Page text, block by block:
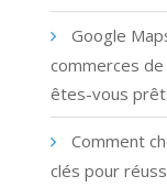
Google
commerces
êtes-vous
Comment
clés pour